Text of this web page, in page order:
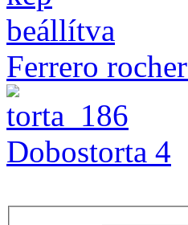
Ferrero
Dobostorta 4